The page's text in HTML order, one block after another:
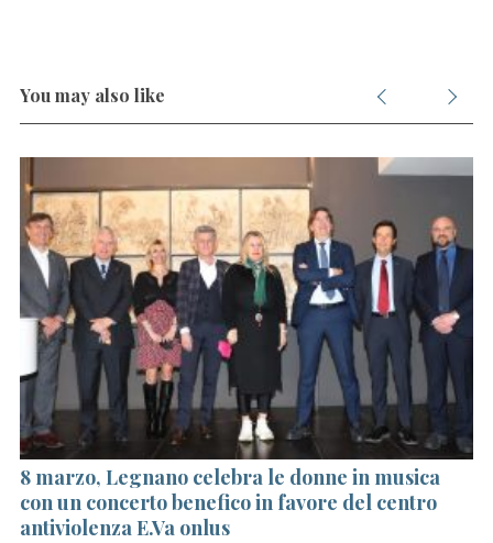
You may also like
8 marzo, Legnano celebra le donne in musica
con un concerto benefico in favore del centro
antiviolenza E.Va onlus